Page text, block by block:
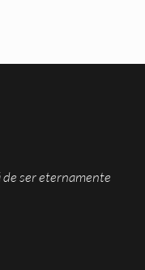
de ser eternamente